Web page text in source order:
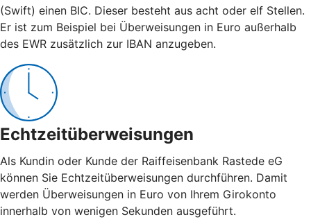
(Swift) einen BIC. Dieser besteht aus acht oder elf Stellen.
Er ist zum Beispiel bei Überweisungen in Euro außerhalb
des EWR zusätzlich zur IBAN anzugeben.
Echtzeitüberweisungen
Als Kundin oder Kunde der Raiffeisenbank Rastede eG
können Sie Echtzeitüberweisungen durchführen. Damit
werden Überweisungen in Euro von Ihrem Girokonto
innerhalb von wenigen Sekunden ausgeführt.